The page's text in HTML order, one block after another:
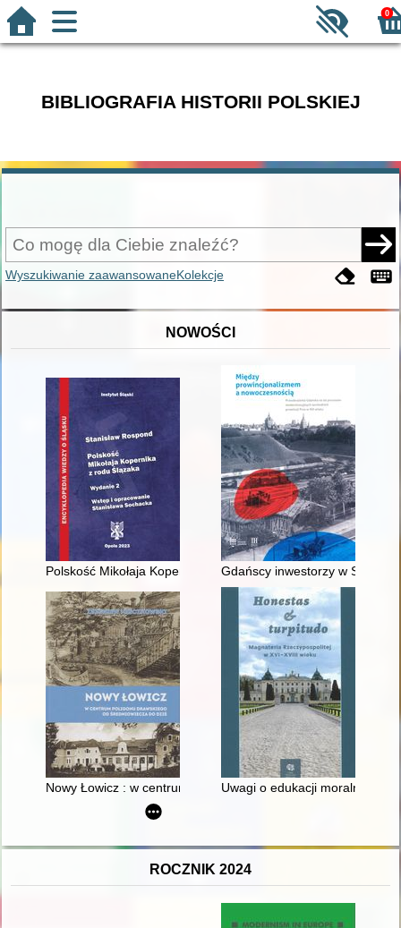
0
BIBLIOGRAFIA HISTORII POLSKIEJ
Wyszukiwanie zaawansowaneKolekcje
NOWOŚCI
Polskość Mikołaja Kopernika z rodu Ślązaka
Gdańscy inwestorzy w
Nowy Łowicz : w centrum poligonu drawskiego od
Uwagi o edukacji moralnej
ROCZNIK 2024